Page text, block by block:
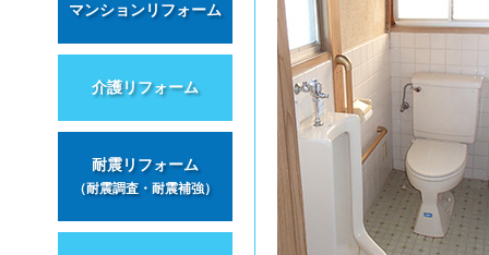
マンションリフォーム
介護リフォーム
耐震リフォーム
（耐震調査・耐震補強）